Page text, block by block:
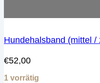
Hundehalsband (mittel
€52,00
1 vorrätig